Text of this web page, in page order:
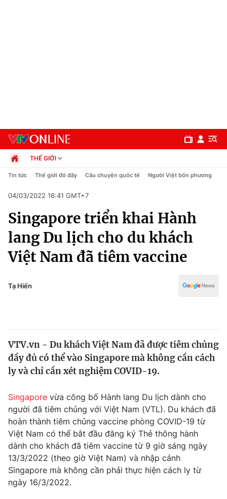
Chuyên mục
Chính trị
Xã hội
Pháp luật
Thế giới
Tin tức
Câu chuyện quốc tế
Kinh tế
Tài chính
Thị trường
Góc doanh nghiệp
Dữ liệu và đời sống
Truyền hình
Phim VTV
Hậu trường
Giải trí
Điện ảnh
THẾ GIỚI
Chính trị
Pháp luật
Kinh tế
Thể thao
Truyền hình
Văn hóa - Giải trí
Tin tức Thế giới đó đây Câu chuyện quốc tế Người Việt bốn phương
04/03/2022 16:41 GMT+7
Singapore triển khai Hành
lang Du lịch cho du khách
Việt Nam đã tiêm vaccine
Tạ Hiển
VTV.vn - Du khách Việt Nam đã được tiêm chủng
đầy đủ có thể vào Singapore mà không cần cách
ly và chỉ cần xét nghiệm COVID-19.
Singapore vừa công bố Hành lang Du lịch dành cho
người đã tiêm chủng với Việt Nam (VTL). Du khách đã
hoàn thành tiêm chủng vaccine phòng COVID-19 từ
Việt Nam có thể bắt đầu đăng ký Thẻ thông hành
dành cho khách đã tiêm vaccine từ 9 giờ sáng ngày
13/3/2022 (theo giờ Việt Nam) và nhập cảnh
Singapore mà không cần phải thực hiện cách ly từ
ngày 16/3/2022.